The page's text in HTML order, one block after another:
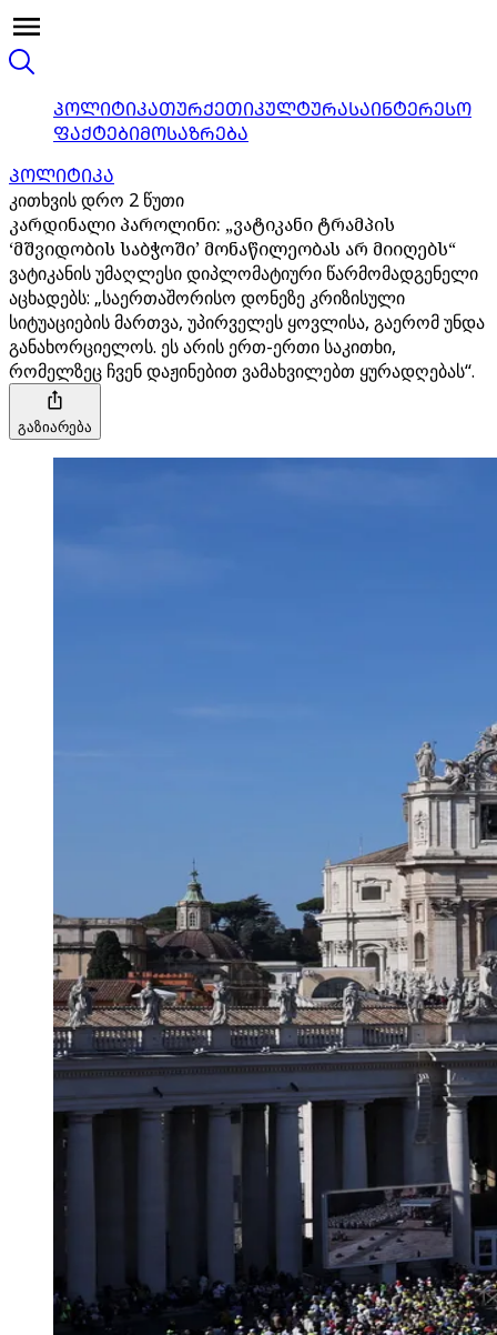
ᲞᲝᲚᲘᲢᲘᲙᲐᲗᲣᲠᲥᲔᲗᲘᲙᲣᲚᲢᲣᲠᲐᲡᲐᲘᲜᲢᲔᲠᲔᲡᲝ
ᲤᲐᲥᲢᲔᲑᲘᲛᲝᲡᲐᲖᲠᲔᲑᲐ
ᲞᲝᲚᲘᲢᲘᲙᲐ
კითხვის დრო 2 წუთი
კარდინალი პაროლინი: „ვატიკანი ტრამპის
‘მშვიდობის საბჭოში’ მონაწილეობას არ მიიღებს“
ვატიკანის უმაღლესი დიპლომატიური წარმომადგენელი
აცხადებს: „საერთაშორისო დონეზე კრიზისული
სიტუაციების მართვა, უპირველეს ყოვლისა, გაერომ უნდა
განახორციელოს. ეს არის ერთ-ერთი საკითხი,
რომელზეც ჩვენ დაჟინებით ვამახვილებთ ყურადღებას“.
გაზიარება